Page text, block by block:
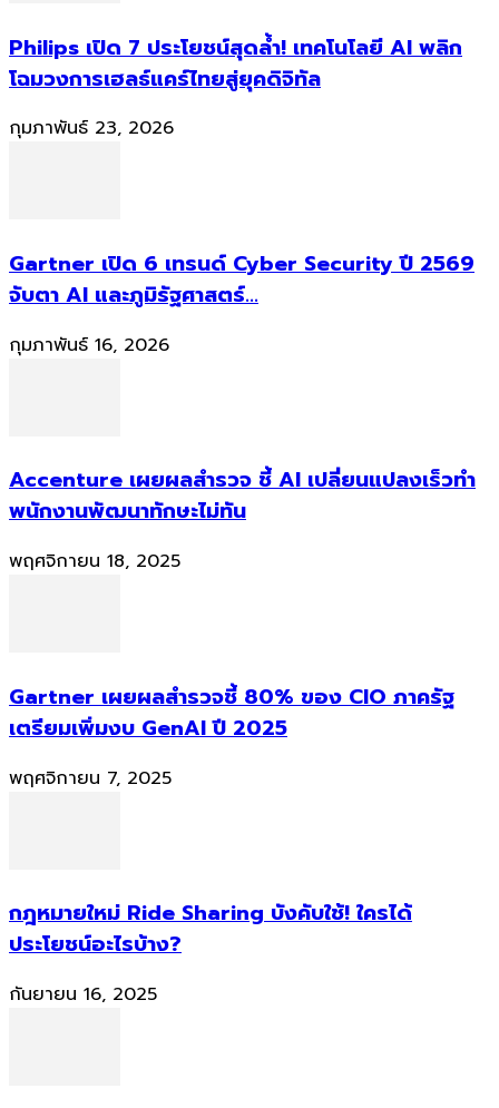
Philips เปิด 7 ประโยชน์สุดล้ำ! เทคโนโลยี AI พลิก
โฉมวงการเฮลธ์แคร์ไทยสู่ยุคดิจิทัล
กุมภาพันธ์ 23, 2026
Gartner เปิด 6 เทรนด์ Cyber Security ปี 2569
จับตา AI และภูมิรัฐศาสตร์...
กุมภาพันธ์ 16, 2026
Accenture เผยผลสำรวจ ชี้ AI เปลี่ยนแปลงเร็วทำ
พนักงานพัฒนาทักษะไม่ทัน
พฤศจิกายน 18, 2025
Gartner เผยผลสำรวจชี้ 80% ของ CIO ภาครัฐ
เตรียมเพิ่มงบ GenAI ปี 2025
พฤศจิกายน 7, 2025
กฎหมายใหม่ Ride Sharing บังคับใช้! ใครได้
ประโยชน์อะไรบ้าง?
กันยายน 16, 2025